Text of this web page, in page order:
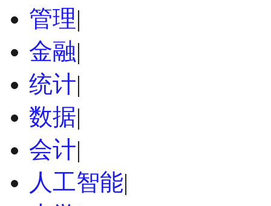
管理|
金融|
统计|
数据|
会计|
人工智能|